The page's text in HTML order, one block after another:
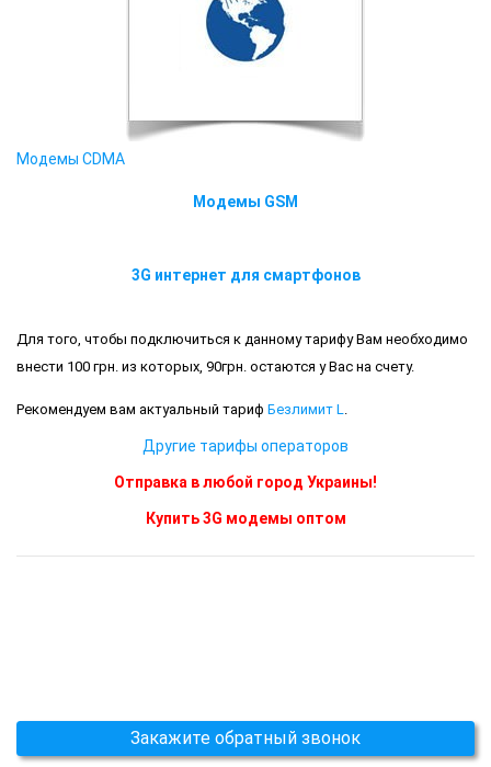
Модемы CDMA
Модемы GSM
3G интернет для смартфонов
Для того, чтобы подключиться к данному тарифу Вам необходимо
внести 100 грн. из которых, 90грн. остаются у Вас на счету.
Рекомендуем вам актуальный тариф Безлимит L.
Другие тарифы операторов
Отправка в любой город Украины!
Купить 3G модемы оптом
Закажите обратный звонок